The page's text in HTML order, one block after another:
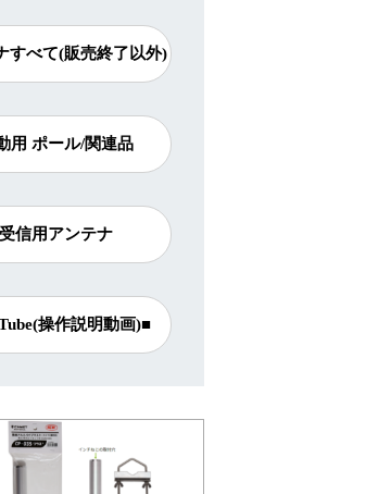
すべて(販売終了以外)
用 ポール/関連品
受信用アンテナ
操作説明動画)■